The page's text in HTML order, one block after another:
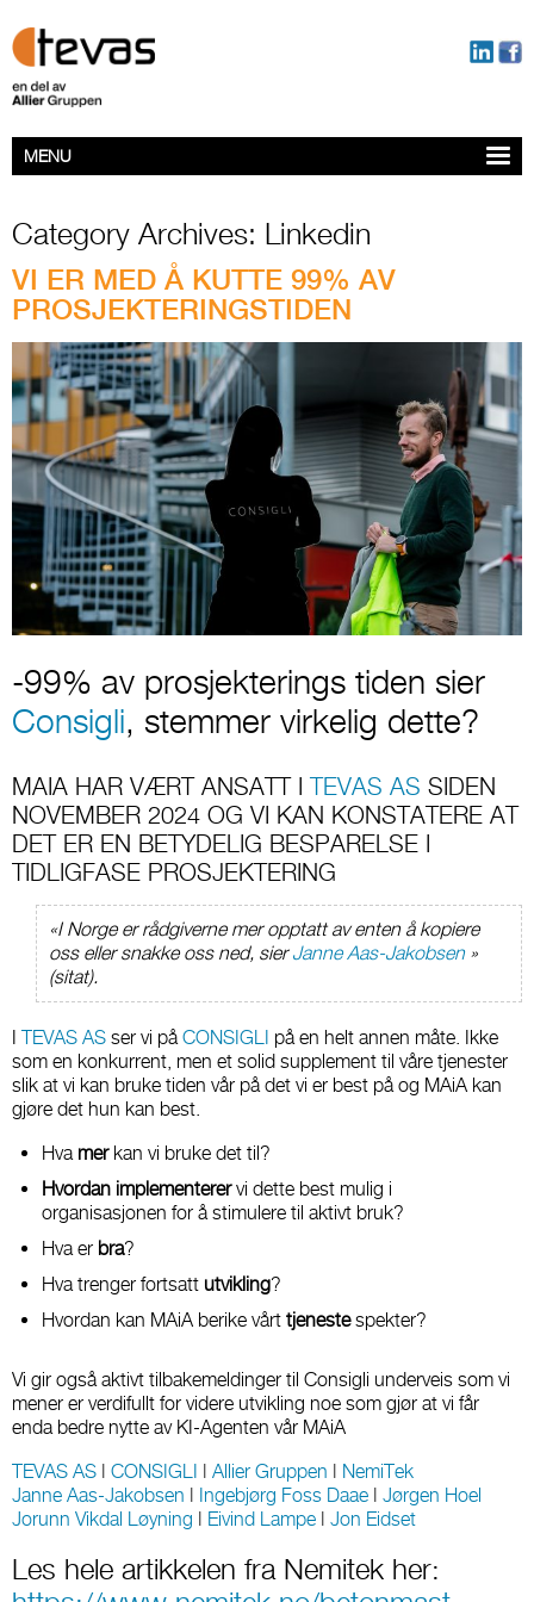
MENU
Category Archives: Linkedin
VI ER MED Å KUTTE 99% AV
PROSJEKTERINGSTIDEN
-99% av prosjekterings tiden sier
Consigli, stemmer virkelig dette?
MAIA HAR VÆRT ANSATT ITEVAS AS SIDEN
NOVEMBER 2024 OG VI KAN KONSTATERE AT
DET ER EN BETYDELIG BESPARELSE I
TIDLIGFASE PROSJEKTERING
«I Norge er rådgiverne mer opptatt av enten å kopiere
oss eller snakke oss ned, sierJanne Aas-Jakobsen»
(sitat).
TEVAS AS ser vi påCONSIGLI på en helt annen måte. Ikke
som en konkurrent, men et solid supplement til våre tjenester
slik at vi kan bruke tiden vår på det vi er best på og MAiA kan
gjøre det hun kan best.
Hvamerkan vi bruke det til?
Hvordan implementerervi dette best mulig i
organisasjonen for å stimulere til aktivt bruk?
Hva er bra?
Hva trenger fortsatt utvikling?
Hvordan kan MAiA berike vårt tjenestespekter?
Vi gir også aktivt tilbakemeldinger til Consigli underveis som vi
mener er verdifullt for videre utvikling noe som gjør at vi får
enda bedre nytte av KI-Agenten vår MAiA
TEVAS AS
CONSIGLI Allier Gruppen
NemiTek
Janne Aas-Jakobsen
Ingebjørg Foss Daae
Jørgen Hoel
Jorunn Vikdal Løyning
Eivind Lampe Jon Eidset
Les hele artikkelen fra Nemitek her: